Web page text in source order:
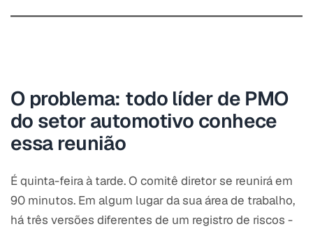
O problema: todo líder de PMO
do setor automotivo conhece
essa reunião
É quinta-feira à tarde. O comitê diretor se reunirá em
90 minutos. Em algum lugar da sua área de trabalho,
há três versões diferentes de um registro de riscos -